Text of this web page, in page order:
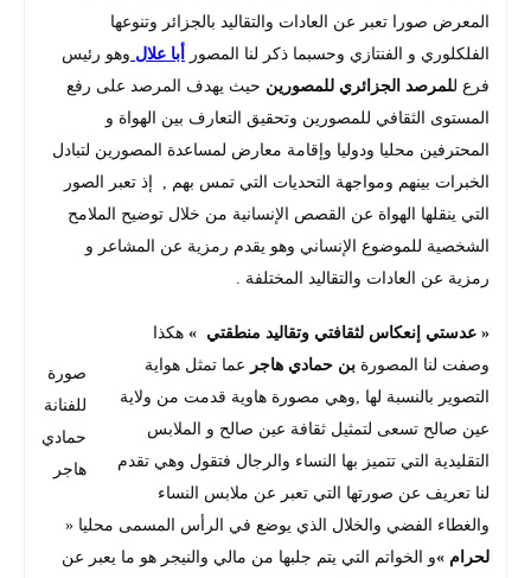
المعرض صورا تعبر عن العادات والتقاليد بالجزائر وتنوعها
الفلكلوري و الفنتازي وحسبما ذكر لنا المصور
أبا علال وهو رئيس
فرع للمرصد الجزائري للمصورين حيث يهدف المرصد على رفع
المستوى الثقافي للمصورين وتحقيق التعارف بين الهواة و
المحترفين محليا ودوليا وإقامة معارض لمساعدة المصورين لتبادل
الخبرات بينهم ومواجهة التحديات التي تمس بهم , إذ تعبر الصور
التي ينقلها الهواة عن القصص الإنسانية من خلال توضيح الملامح
الشخصية للموضوع الإنساني وهو يقدم رمزية عن المشاعر و
رمزية عن العادات والتقاليد المختلفة .
صورة
للفنانة
حمادي
هاجر
« عدستي إنعكاس لثقافتي وتقاليد منطقتي » هكذا
وصفت لنا المصورة بن حمادي هاجر عما تمثل هواية
التصوير بالنسبة لها ,وهي مصورة هاوية قدمت من ولاية
عين صالح تسعى لتمثيل ثقافة عين صالح و الملابس
التقليدية التي تتميز بها النساء والرجال فتقول وهي تقدم
لنا تعريف عن صورتها التي تعبر عن ملابس النساء
والغطاء الفضي والخلال الذي يوضع في الرأس المسمى محليا «
لحرام »و الخواتم التي يتم جلبها من مالي والنيجر هو ما يعبر عن